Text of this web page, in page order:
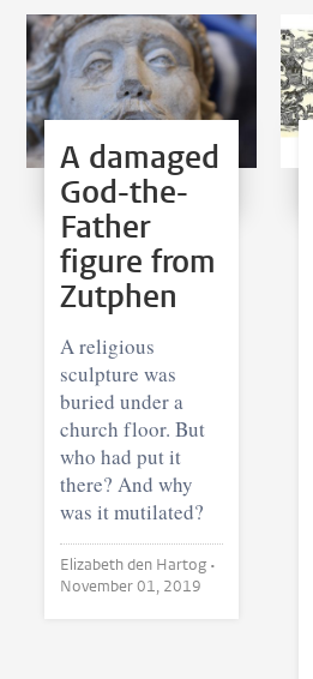
A damaged
God-the-
Father
figure from
Zutphen
A religious
sculpture was
buried under a
church floor. But
who had put it
there? And why
was it mutilated?
Elizabeth den Hartog •
November 01, 2019